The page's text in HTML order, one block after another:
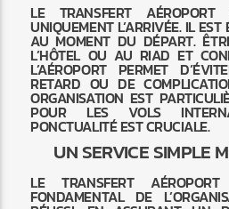
LE TRANSFERT
UNIQUEMENT L’ARRIVÉE. IL
AU MOMENT DU DÉPART.
L’HÔTEL OU AU RIAD ET
L’AÉROPORT PERMET
RETARD OU DE
ORGANISATION EST
POUR LES VOLS
PONCTUALITÉ EST CRUCIALE.
UN SERVICE SIMPLE
LE TRANSFERT
FONDAMENTAL DE